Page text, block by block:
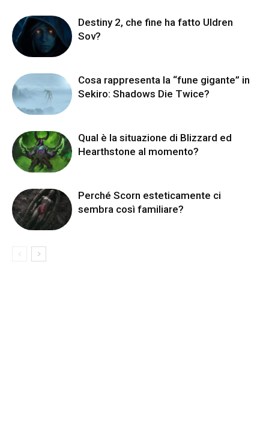
Destiny 2, che fine ha fatto Uldren
Sov?
Cosa rappresenta la “fune gigante” in
Sekiro: Shadows Die Twice?
Qual è la situazione di Blizzard ed
Hearthstone al momento?
Perché Scorn esteticamente ci
sembra così familiare?